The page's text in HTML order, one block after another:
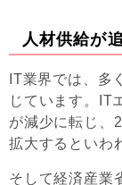
人材供給が
IT業界では、多
じています。IT
が減少に転じ、
拡大するといわ
そして経済産業